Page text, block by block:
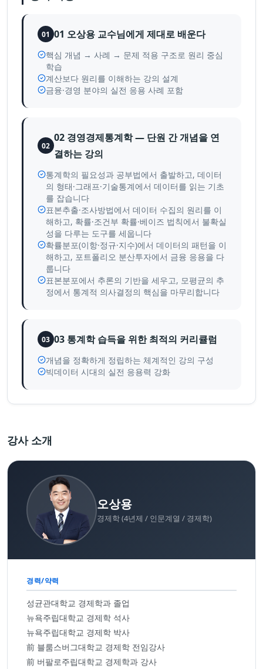
01 01 오상용 교수님에게 제대로 배운다
핵심 개념 → 사례 → 문제 적용 구조로 원리 중심
학습
계산보다 원리를 이해하는 강의 설계
금융·경영 분야의 실전 응용 사례 포함
02
02 경영경제통계학 — 단원 간 개념을 연
결하는 강의
통계학의 필요성과 공부법에서 출발하고, 데이터
의 형태·그래프·기술통계에서 데이터를 읽는 기초
를 잡습니다
표본추출·조사방법에서 데이터 수집의 원리를 이
해하고, 확률·조건부 확률·베이즈 법칙에서 불확실
성을 다루는 도구를 세웁니다
확률분포(이항·정규·지수)에서 데이터의 패턴을 이
해하고, 포트폴리오 분산투자에서 금융 응용을 다
룹니다
표본분포에서 추론의 기반을 세우고, 모평균의 추
정에서 통계적 의사결정의 핵심을 마무리합니다
03 03 통계학 습득을 위한 최적의 커리큘럼
개념을 정확하게 정립하는 체계적인 강의 구성
빅데이터 시대의 실전 응용력 강화
강사 소개
오상용
경제학 (4년제 / 인문계열 / 경제학)
경력/약력
성균관대학교 경제학과 졸업
뉴욕주립대학교 경제학 석사
뉴욕주립대학교 경제학 박사
前 블룸스버그대학교 경제학 전임강사
前 버팔로주립대학교 경제학과 강사